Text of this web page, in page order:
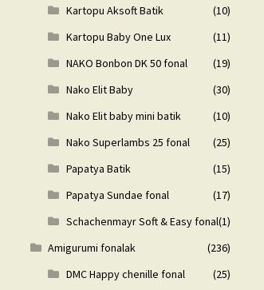
Kartopu Aksoft Batik
(10)
Kartopu Baby One Lux
(11)
NAKO Bonbon DK 50 fonal
(19)
Nako Elit Baby
(30)
Nako Elit baby mini batik
(10)
Nako Superlambs 25 fonal
(25)
Papatya Batik
(15)
Papatya Sundae fonal
(17)
Schachenmayr Soft & Easy fonal(1)
Amigurumi fonalak
(236)
DMC Happy chenille fonal
(25)